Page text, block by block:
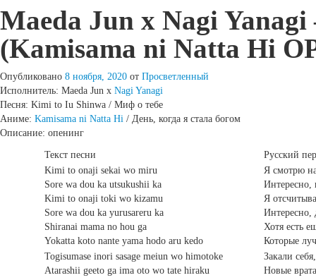
Maeda Jun x Nagi
(Kamisama ni Natta Hi
Опубликовано 8 ноября, 2020 от Просветленный
Исполнитель: Maeda Jun x Nagi Yanagi
Песня: Kimi to Iu Shinwa / Миф о тебе
Аниме: Kamisama ni Natta Hi / День, когда я стала богом
Описание: опенинг
Текст песни
Русский
Kimi to onaji sekai wo miru
Sore wa dou ka utsukushii ka
Kimi to onaji toki wo kizamu
Sore wa dou ka yurusareru ka
Shiranai mama no hou ga
Yokatta koto nante yama hodo aru kedo
Я смотрю
Интересно,
Я
Интересно,
Хотя есть
Которые
Togisumase inori sasage meiun wo himotoke
Atarashii geeto ga ima oto wo tate hiraku
Закали
Новые